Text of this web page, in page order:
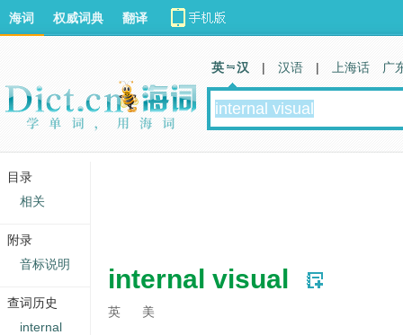
internal visual
英 美
海词 权威词典 翻译
英 汉 | 汉语 | 上海话 广
目录
相关
附录
音标说明
查词历史
internal